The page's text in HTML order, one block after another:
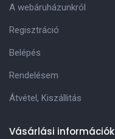
A webáruházunkról
Regisztráció
Belépés
Rendelésem
Átvétel, Kiszállitás
Vásárlási információk